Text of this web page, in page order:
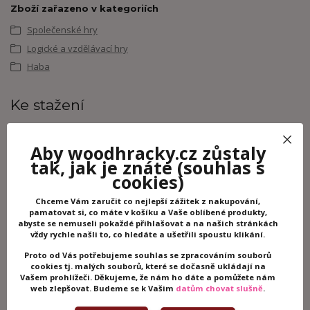
Zboží zařazeno v kategoriích
Společenské hry
Logické a vzdělávací hry
Haba
Ke stažení
Související zboží 2
Aby woodhracky.cz zůstaly
tak, jak je znáte(souhlas s
cookies)
Chceme Vám zaručit co nejlepší zážitek z nakupování,
pamatovat si, co máte v košíku a Vaše oblíbené produkty,
abyste se nemuseli pokaždé přihlašovat a na našich stránkách
vždy rychle našli to, co hledáte a ušetřili spoustu klikání.
Proto od Vás potřebujeme souhlas se zpracováním souborů
cookies tj. malých souborů, které se dočasně ukládají na
Vašem prohlížeči. Děkujeme, že nám ho dáte a pomůžete nám
web zlepšovat. Budeme se k Vašim datům chovat slušně.